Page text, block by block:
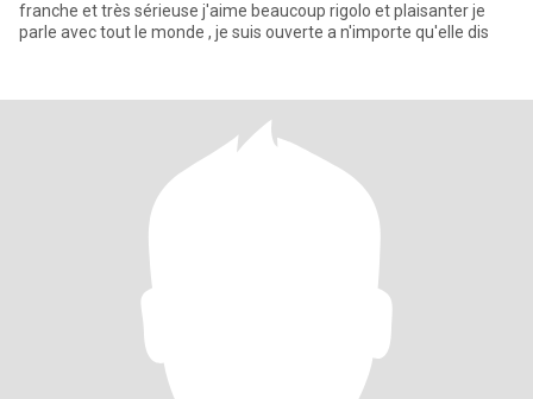
franche et très sérieuse j'aime beaucoup rigolo et plaisanter je
parle avec tout le monde , je suis ouverte a n'importe qu'elle dis